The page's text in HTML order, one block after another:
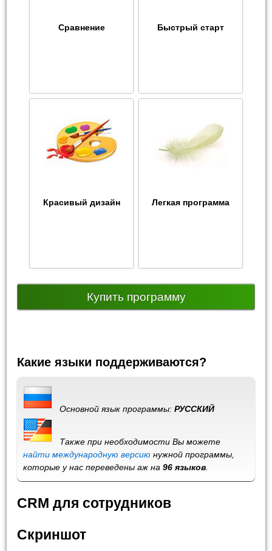
Сравнение Быстрый старт
Красивый дизайн Легкая программа
Купить программу
Какие языки поддерживаются?
Основной язык программы:РУССКИЙ
Также при необходимости Вы можете
найти международную версию нужной программы,
которые у нас переведены аж на96 языков.
CRM для сотрудников
Скриншот